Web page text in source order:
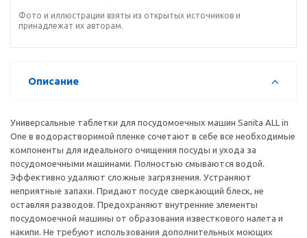
Фото и иллюстрации взяты из открытых источников и
принадлежат их авторам.
Описание
Универсальные таблетки для посудомоечных машин Sanita ALL in
One в водорастворимой пленке сочетают в себе все необходимые
компоненты для идеального очищения посуды и ухода за
посудомоечными машинами. Полностью смываются водой.
Эффективно удаляют сложные загрязнения. Устраняют
неприятные запахи. Придают посуде сверкающий блеск, не
оставляя разводов. Предохраняют внутренние элементы
посудомоечной машины от образования известкового налета и
накипи. Не требуют использования дополнительных моющих